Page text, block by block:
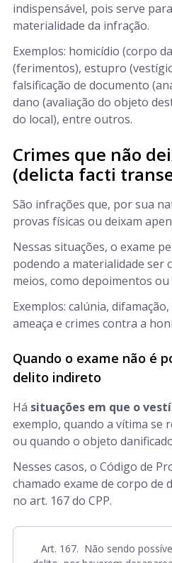
indispensável, pois serve
materialidade da infração.
Exemplos: homicídio (corpo
(ferimentos), estupro
falsificação de documento
dano (avaliação do objeto
do local), entre outros.
Crimes que não
(delicta facti
São infrações que, por sua
provas físicas ou deixam
Nessas situações, o exame
podendo a materialidade ser
meios, como depoimentos
Exemplos: calúnia,
ameaça e crimes contra a
Quando o exame não é
delito indireto
Há situações em que o
exemplo, quando a vítima se
ou quando o objeto
Nesses casos, o Código de
chamado exame de corpo
no art. 167 do CPP.
Art. 167. Não sendo